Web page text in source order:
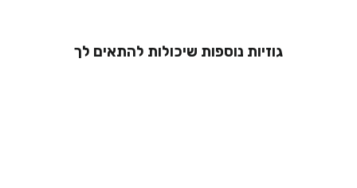
גוזיות נוספות שיכולות להתאים לך